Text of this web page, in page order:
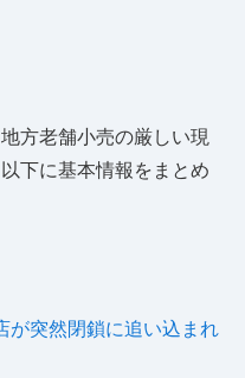
方老舗小売の厳しい現
下に基本情報をまとめ
が突然閉鎖に追い込まれ